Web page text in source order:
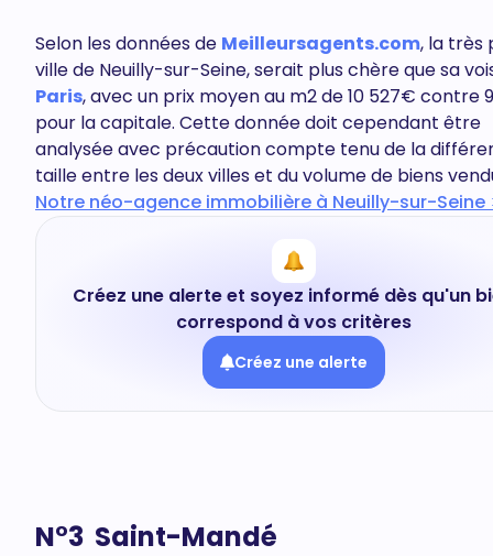
Selon les données de Meilleursagents.com, la très
ville de Neuilly-sur-Seine, serait plus chère que sa
Paris, avec un prix moyen au m2 de 10 527€ contre
pour la capitale. Cette donnée doit cependant être
analysée avec précaution compte tenu de la
taille entre les deux villes et du volume de biens
Notre néo-agence immobilière à Neuilly-sur-Seine
Créez une alerte et soyez informé dès qu'un
correspond à vos critères
Créez une alerte
N°3 Saint-Mandé